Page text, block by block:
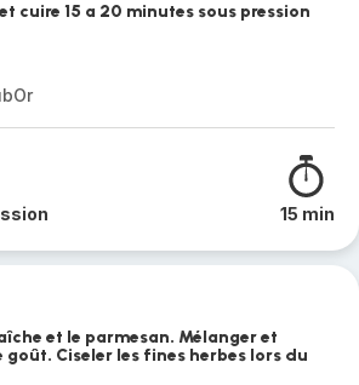
cuire 15 a 20 minutes sous pression
15 min
et le parmesan. Mélanger et
goût. Ciseler les fines herbes lors du